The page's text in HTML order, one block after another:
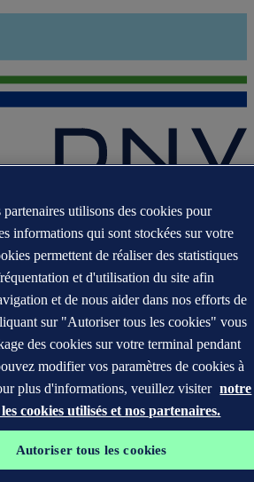
DNV®, Horizon Graphic et Det Norske
des sociétés du groupe Det Norske
partenaires utilisons des cookies pour
informations qui sont stockées sur votre
permettent de réaliser des statistiques
et d'utilisation du site afin
et de nous aider dans nos efforts de
sur "Autoriser tous les cookies" vous
des cookies sur votre terminal pendant
modifier vos paramètres de cookies à
plus d'informations, veuillez visiter notre
cookies utilisés et nos partenaires.
Autoriser tous les cookies